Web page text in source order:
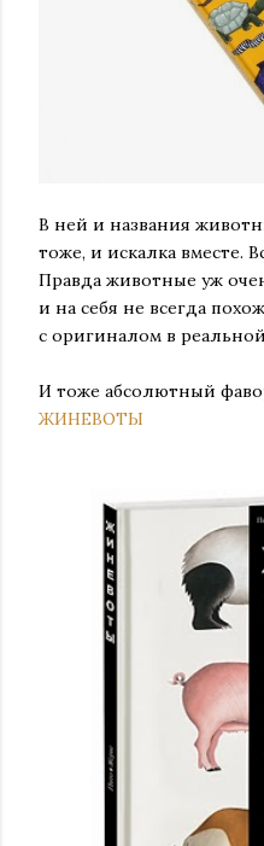
В ней и названия
тоже, и искалка вместе.
Правда животные уж
и на себя не всегда
с оригиналом в
И тоже абсолютный
ЖИНЕВОТЫ